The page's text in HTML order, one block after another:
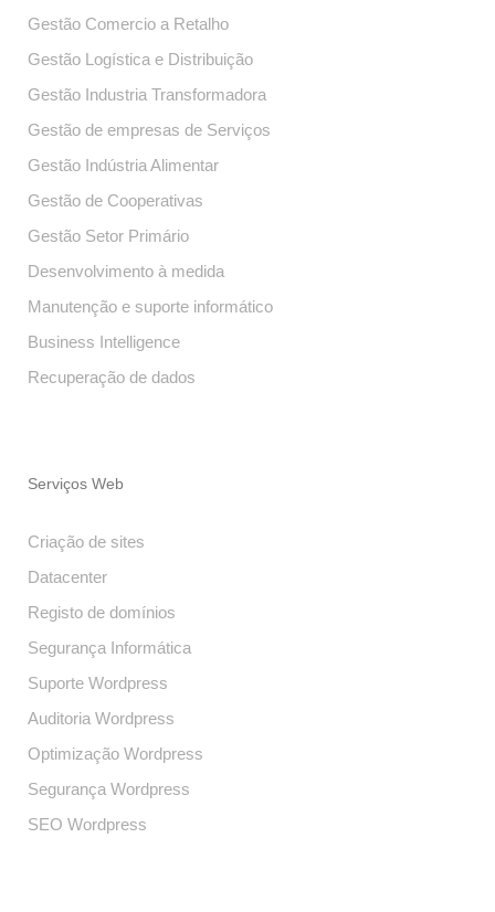
Gestão Comercio a Retalho
Gestão Logística e Distribuição
Gestão Industria Transformadora
Gestão de empresas de Serviços
Gestão Indústria Alimentar
Gestão de Cooperativas
Gestão Setor Primário
Desenvolvimento à medida
Manutenção e suporte informático
Business Intelligence
Recuperação de dados
Serviços Web
Criação de sites
Datacenter
Registo de domínios
Segurança Informática
Suporte Wordpress
Auditoria Wordpress
Optimização Wordpress
Segurança Wordpress
SEO Wordpress